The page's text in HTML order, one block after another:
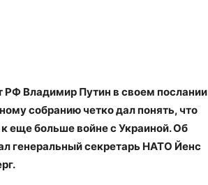
РФ Владимир Путин в своем послании
собранию четко дал понять, что
к еще больше войне с Украиной. Об
генеральный секретарь НАТО Йенс